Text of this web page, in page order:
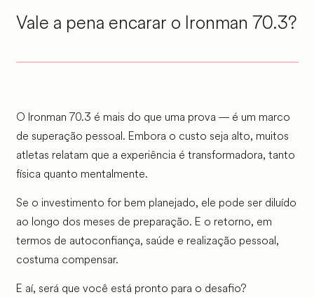
Vale a pena encarar o Ironman 70.3?
O Ironman 70.3 é mais do que uma prova — é um marco
de superação pessoal. Embora o custo seja alto, muitos
atletas relatam que a experiência é transformadora, tanto
física quanto mentalmente.
Se o investimento for bem planejado, ele pode ser diluído
ao longo dos meses de preparação. E o retorno, em
termos de autoconfiança, saúde e realização pessoal,
costuma compensar.
E aí, será que você está pronto para o desafio?